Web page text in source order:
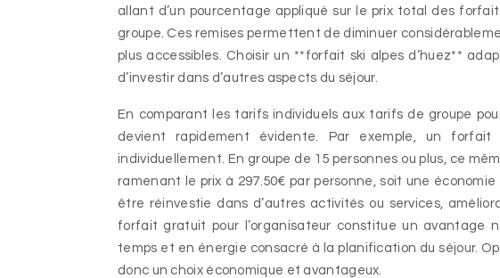
allant d’un pourcentage appliqué sur le prix total des
groupe. Ces remises permettent de diminuer
plus accessibles. Choisir un **forfait ski alpes d’huez**
d’investir dans d’autres aspects du séjour.
En comparant les tarifs individuels aux tarifs de groupe
devient rapidement évidente. Par exemple, un
individuellement. En groupe de 15 personnes ou plus, ce
ramenant le prix à 297.50€ par personne, soit une
être réinvestie dans d’autres activités ou services,
forfait gratuit pour l’organisateur constitue un avantage
temps et en énergie consacré à la planification du séjour.
donc un choix économique et avantageux.